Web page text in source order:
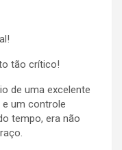
tão crítico!
de uma excelente
um controle
tempo, era não